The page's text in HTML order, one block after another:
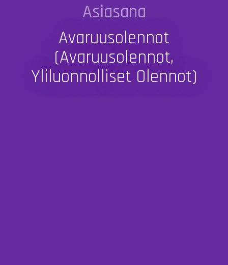
Asiasana
Avaruusolennot
(avaruusolennot,
Yliluonnolliset Olennot)